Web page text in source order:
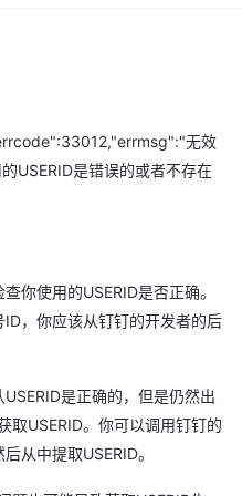
无效
USERID是错误的或者不存在
你使用的USERID是否正确。
，你应该从钉钉的开发者的后
是正确的，但是仍然出
取USERID。你可以调用钉钉的
从中提取USERID。